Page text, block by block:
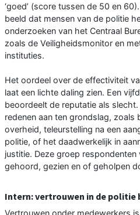
‘goed’ (score tussen de 50 en
beeld dat mensen van de politie
onderzoeken van het Centraal
zoals de Veiligheidsmonitor en
instituties.
Het oordeel over de effectiviteit
laat een lichte daling zien. Een
beoordeelt de reputatie als
redenen aan ten grondslag, zoals
overheid, teleurstelling na een
politie, of het daadwerkelijk in
justitie. Deze groep
gehoord, gezien en of geholpen
Intern: vertrouwen in de politie
Vertrouwen onder medewerkers